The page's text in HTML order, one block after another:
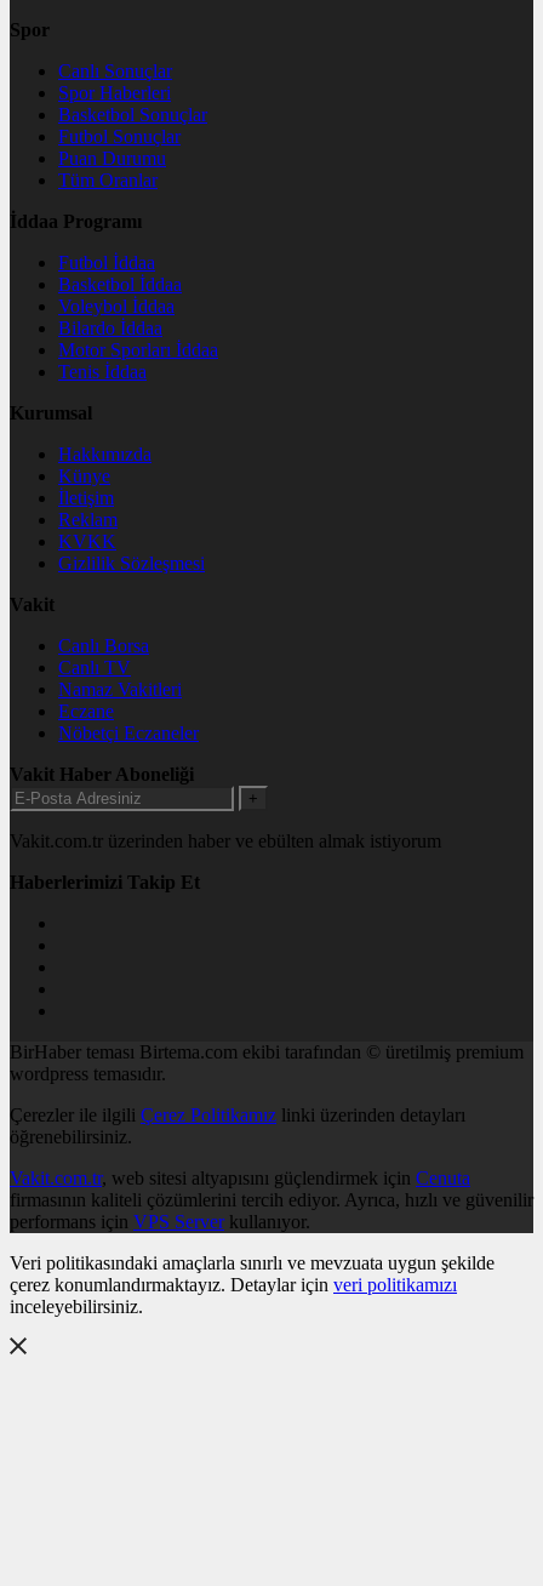
Spor
Canlı Sonuçlar
Spor Haberleri
Basketbol Sonuçlar
Futbol Sonuçlar
Puan Durumu
Tüm Oranlar
İddaa Programı
Futbol İddaa
Basketbol İddaa
Voleybol İddaa
Bilardo İddaa
Motor Sporları İddaa
Tenis İddaa
Kurumsal
Hakkımızda
Künye
İletişim
Reklam
KVKK
Gizlilik Sözleşmesi
Vakit
Canlı Borsa
Canlı TV
Namaz Vakitleri
Eczane
Nöbetçi Eczaneler
Vakit Haber Aboneliği
+
Vakit.com.tr üzerinden haber ve ebülten almak istiyorum
Haberlerimizi Takip Et
BirHaber teması Birtema.com ekibi tarafından © üretilmiş premium
wordpress temasıdır.
Çerezler ile ilgili Çerez Politikamız linki üzerinden detayları
öğrenebilirsiniz.
Vakit.com.tr, web sitesi altyapısını güçlendirmek için Cenuta
firmasının kaliteli çözümlerini tercih ediyor. Ayrıca, hızlı ve güvenilir
performans için VPS Serverkullanıyor.
Veri politikasındaki amaçlarla sınırlı ve mevzuata uygun şekilde
çerez konumlandırmaktayız. Detaylar için veri politikamızı
inceleyebilirsiniz.